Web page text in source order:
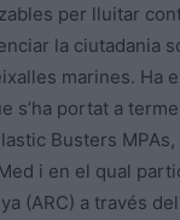
per lluitar
la ciutadania
marines. Ha
s’ha portat a
Busters MPAs,
i en el qual
(ARC) a través